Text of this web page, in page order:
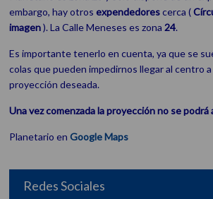
embargo, hay otrosexpendedorescerca (
imagen). La Calle Meneses es zona24.
Es importante tenerlo en cuenta, ya que se
colas que pueden impedirnos llegar al centro a
proyección deseada.
Una vez comenzada la proyección no se podrá
Planetario enGoogle Maps
Redes Sociales